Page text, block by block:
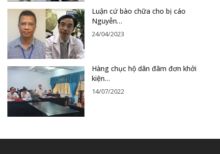
Luận cứ bào chữa cho bị cáo
Nguyễn…
24/04/2023
Hàng chục hộ dân đâm đơn khởi
kiện…
14/07/2022